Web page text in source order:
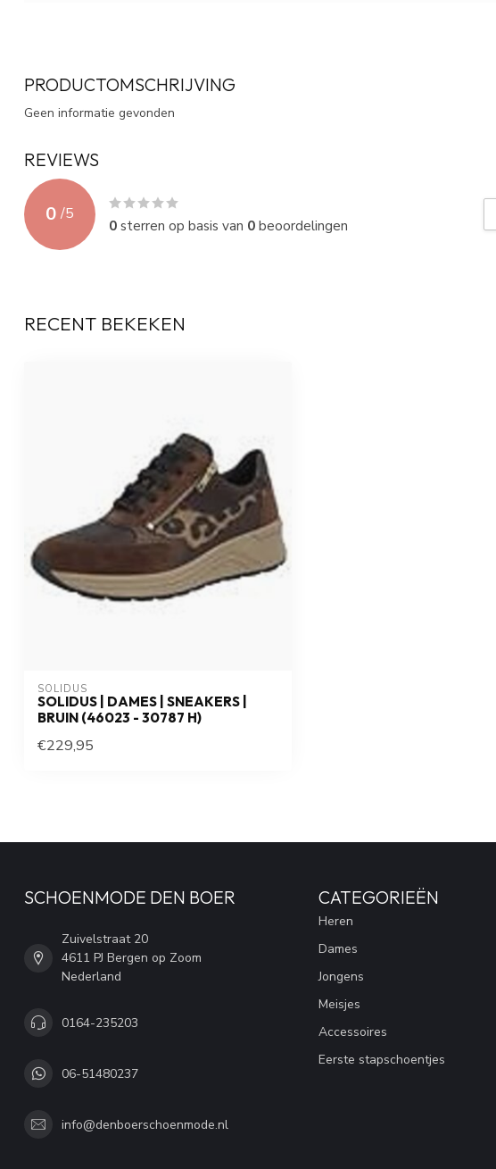
PRODUCTOMSCHRIJVING
Geen informatie gevonden
REVIEWS
0 /5
0sterren op basis van 0beoordelingen
RECENT BEKEKEN
SOLIDUS
SOLIDUS | DAMES | SNEAKERS |
BRUIN (46023 - 30787 H)
€229,95
SCHOENMODE DEN BOER
Zuivelstraat 20
4611 PJ Bergen op Zoom
Nederland
0164-235203
06-51480237
info@denboerschoenmode.nl
CATEGORIEËN
Heren
Dames
Jongens
Meisjes
Accessoires
Eerste stapschoentjes